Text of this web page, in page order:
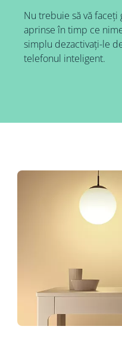
Nu trebuie să vă
aprinse în timp ce
simplu dezactivați-le
telefonul inteligent.